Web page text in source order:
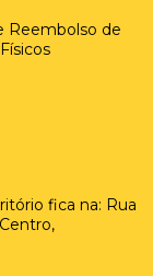
Reembolso de
fica na: Rua